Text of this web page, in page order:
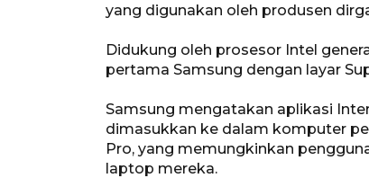
yang digunakan oleh produsen
Didukung oleh prosesor Intel
pertama Samsung dengan layar
Samsung mengatakan aplikasi
dimasukkan ke dalam komputer
Pro, yang memungkinkan
laptop mereka.